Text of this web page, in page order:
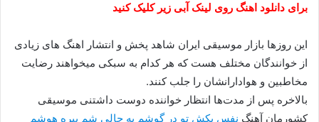
برای دانلود اهنگ روی لینک آبی زیر کلیک کنید
این روزها بازار موسیقی ایران شاهد پخش و انتشار اهنگ های زیادی
از خوانندگان مختلف هست که هر کدام به سبکی میخواهند رضایت
مخاطبین و هوادارانشان را جلب کنند.
بالاخره پس از مدت‌ها انتظار خواننده دوست داشتنی موسیقی
کشورمان آهنگ نفس بکش تو در گوشم یه حالی شم بپره هوشم